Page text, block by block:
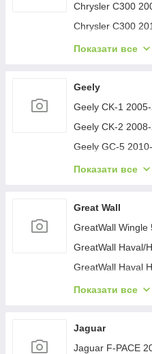
Chrysler C300
Chrysler C300
Chrysler Voyager
Chrysler 200 II
Показати все
Geely
Geely CK-1
Geely CK-2
Geely GC-5
Geely GC-6 2014-
Geely Emgrand
Geely Emgrand
Geely LC Cross
Geely MK 2006-
Geely MK Cross
Показати все
Great Wall
GreatWall Wingle
GreatWall Haval/
GreatWall Haval
GreatWall Haval
Показати все
Jaguar
Jaguar F-PACE